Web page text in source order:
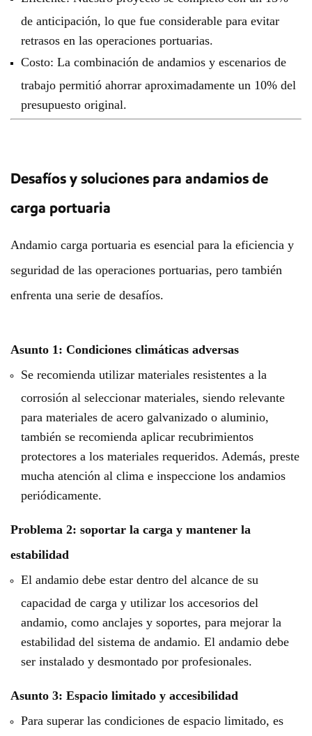
de anticipación, lo que fue considerable para evitar
retrasos en las operaciones portuarias.
Costo: La combinación de andamios y escenarios de
trabajo permitió ahorrar aproximadamente un 10% del
presupuesto original.
Desafíos y soluciones para andamios de
carga portuaria
Andamio carga portuaria es esencial para la eficiencia y
seguridad de las operaciones portuarias, pero también
enfrenta una serie de desafíos.
Asunto 1: Condiciones climáticas adversas
Se recomienda utilizar materiales resistentes a la
corrosión al seleccionar materiales, siendo relevante
para materiales de acero galvanizado o aluminio,
también se recomienda aplicar recubrimientos
protectores a los materiales requeridos. Además, preste
mucha atención al clima e inspeccione los andamios
periódicamente.
Problema 2: soportar la carga y mantener la
estabilidad
El andamio debe estar dentro del alcance de su
capacidad de carga y utilizar los accesorios del
andamio, como anclajes y soportes, para mejorar la
estabilidad del sistema de andamio. El andamio debe
ser instalado y desmontado por profesionales.
Asunto 3: Espacio limitado y accesibilidad
Para superar las condiciones de espacio limitado, es